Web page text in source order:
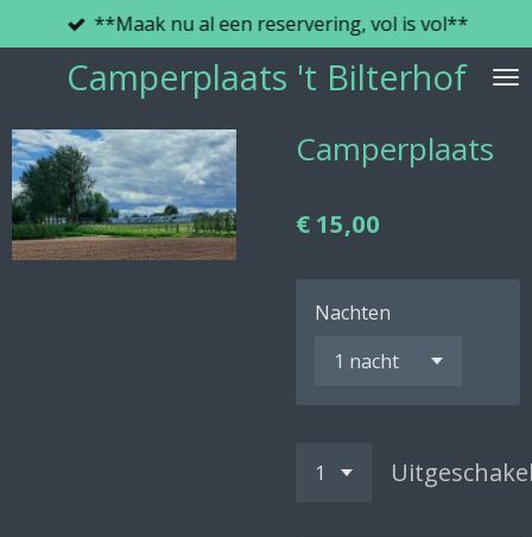
direct
hoofdinhoud
Camperplaats 't Bilterhof
**Maak nu al een reservering, vol is vol**
Camperplaats
€ 15,00
Nachten